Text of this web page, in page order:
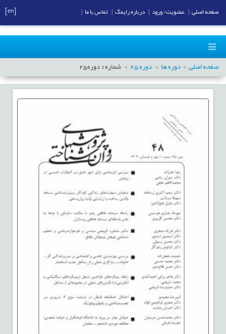
صفحه اصلی دوره ها دوره25 شماره1 دوره25
صفحه اصلی عضویت/ ورود درباره رایمگ تماس با ما